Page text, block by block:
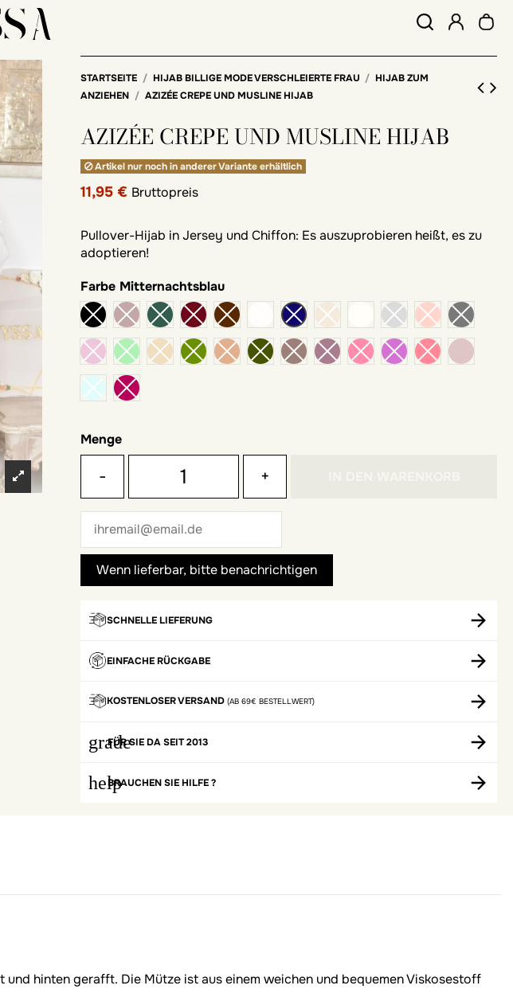
STARTSEITE HIJAB BILLIGE MODE VERSCHLEIERTE FRAU
HIJAB ZUM
ANZIEHEN
AZIZÉE CREPE UND MUSLINE HIJAB
AZIZÉE CREPE UND MUSLINE HIJAB
Artikel nur noch in anderer Variante erhältlich
11,95 € Bruttopreis
Pullover-Hijab in Jersey und Chiffon: Es auszuprobieren heißt, es zu
adoptieren!
Farbe Mitternachtsblau
blush
Menge
- +
SCHNELLE LIEFERUNG
EINFACHE RÜCKGABE
KOSTENLOSER VERSAND (AB 69€ BESTELLWERT)
grade
FÜR SIE DA SEIT 2013
helpBRAUCHEN SIE HILFE ?
und hinten gerafft. Die Mütze ist aus einem weichen und bequemen Viskosestoff